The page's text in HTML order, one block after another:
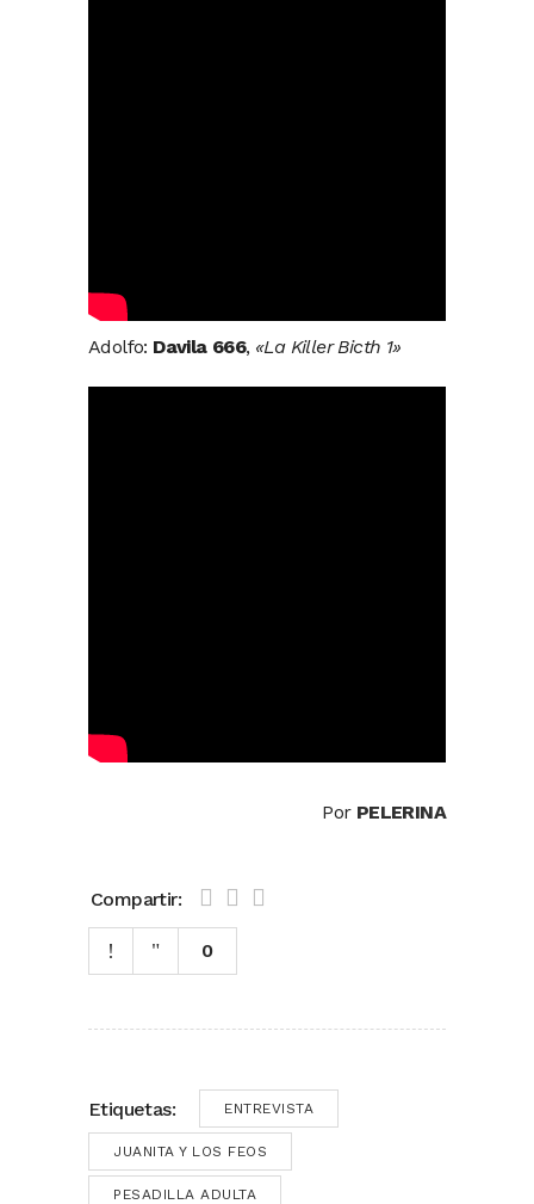
Adolfo: Davila 666,«La Killer Bicth 1»
Por PELERINA
Compartir:
0
Etiquetas: ENTREVISTA
JUANITA Y LOS FEOS
PESADILLA ADULTA